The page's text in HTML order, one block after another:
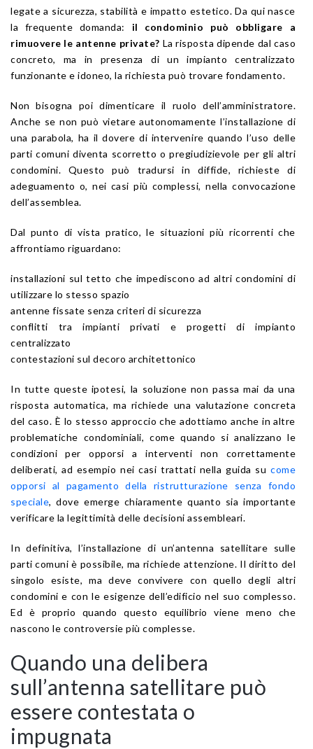
legate a sicurezza, stabilità e impatto estetico. Da qui nasce
la frequente domanda: il condominio può obbligare a
rimuovere le antenne private? La risposta dipende dal caso
concreto, ma in presenza di un impianto centralizzato
funzionante e idoneo, la richiesta può trovare fondamento.
Non bisogna poi dimenticare il ruolo dell’amministratore.
Anche se non può vietare autonomamente l’installazione di
una parabola, ha il dovere di intervenire quando l’uso delle
parti comuni diventa scorretto o pregiudizievole per gli altri
condomini. Questo può tradursi in diffide, richieste di
adeguamento o, nei casi più complessi, nella convocazione
dell’assemblea.
Dal punto di vista pratico, le situazioni più ricorrenti che
affrontiamo riguardano:
installazioni sul tetto che impediscono ad altri condomini di
utilizzare lo stesso spazio
antenne fissate senza criteri di sicurezza
conflitti tra impianti privati e progetti di impianto
centralizzato
contestazioni sul decoro architettonico
In tutte queste ipotesi, la soluzione non passa mai da una
risposta automatica, ma richiede una valutazione concreta
del caso. È lo stesso approccio che adottiamo anche in altre
problematiche condominiali, come quando si analizzano le
condizioni per opporsi a interventi non correttamente
deliberati, ad esempio nei casi trattati nella guida su come
opporsi al pagamento della ristrutturazione senza fondo
speciale, dove emerge chiaramente quanto sia importante
verificare la legittimità delle decisioni assembleari.
In definitiva, l’installazione di un’antenna satellitare sulle
parti comuni è possibile, ma richiede attenzione. Il diritto del
singolo esiste, ma deve convivere con quello degli altri
condomini e con le esigenze dell’edificio nel suo complesso.
Ed è proprio quando questo equilibrio viene meno che
nascono le controversie più complesse.
Quando una delibera
sull’antenna satellitare può
essere contestata o
impugnata